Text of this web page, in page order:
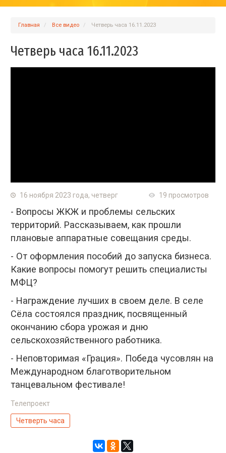
Главная Вcе видео Четверь часа 16.11.2023
Четверь часа 16.11.2023
16 ноября 2023 года, четверг 19 просмотров
- Вопросы ЖКЖ и проблемы сельских
территорий. Рассказываем, как прошли
плановые аппаратные совещания среды.
- От оформления пособий до запуска бизнеса.
Какие вопросы помогут решить специалисты
МФЦ?
- Награждение лучших в своем деле. В селе
Сёла состоялся праздник, посвященный
окончанию сбора урожая и дню
сельскохозяйственного работника.
- Неповторимая «Грация». Победа чусовлян на
Международном благотворительном
танцевальном фестивале!
Телепроект
Четверть часа